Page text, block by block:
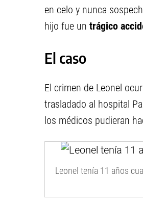
en celo y nunca
hijo fue un trágico
El caso
El crimen de Leonel
trasladado al hospital
los médicos pudieran
Leonel tenía 11 años